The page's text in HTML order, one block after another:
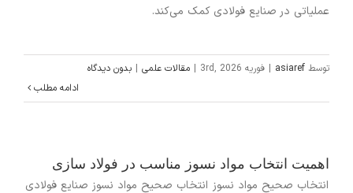
عملیاتی در صنایع فولادی کمک می‌کند.
توسط asiaref
| فوریه 3rd, 2026 | مقالات علمی | بدون دیدگاه
ادامه مطلب
اهمیت انتخاب مواد نسوز مناسب در فولاد سازی
انتخاب صحیح مواد نسوز انتخاب صحیح مواد نسوز صنایع فولادی